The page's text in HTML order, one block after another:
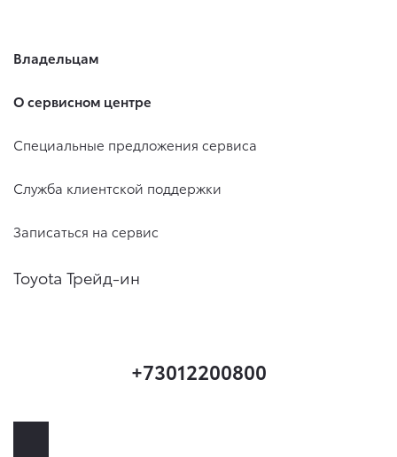
Владельцам
О сервисном центре
Специальные предложения сервиса
Служба клиентской поддержки
Записаться на сервис
Toyota Трейд-ин
+73012200800